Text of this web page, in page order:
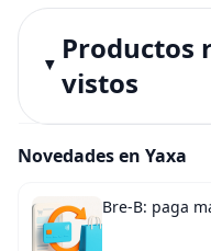
Productos
vistos
Novedades en Yaxa
Bre-B: paga